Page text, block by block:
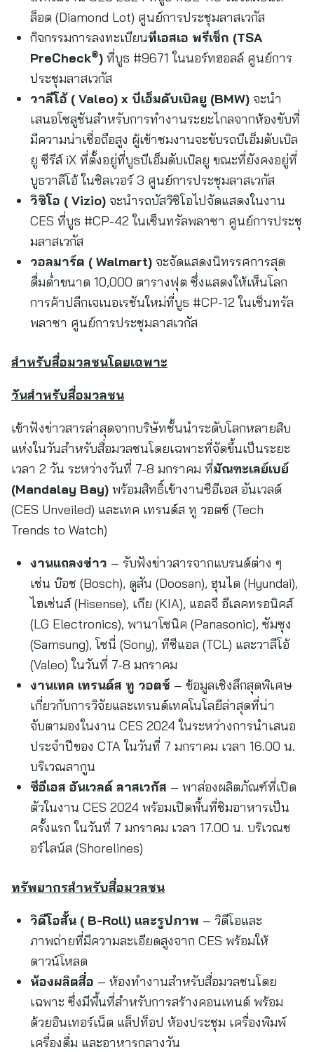
ล็อต (Diamond Lot) ศูนย์การประชุมลาสเวกัส
กิจกรรมการลงทะเบียนทีเอสเอ พรีเช็ก (TSA
PreCheck®) ที่บูธ #9671 ในนอร์ทฮอลล์ ศูนย์การ
ประชุมลาสเวกัส
วาลีโอ้ ( Valeo) x บีเอ็มดับเบิลยู (BMW) จะนำ
เสนอโซลูชันสำหรับการทำงานระยะไกลจากห้องขับที่
มีความน่าเชื่อถือสูง ผู้เข้าชมงานจะขับรถบีเอ็มดับเบิล
ยู ซีรีส์ iX ที่ตั้งอยู่ที่บูธบีเอ็มดับเบิลยู ขณะที่ยังคงอยู่ที่
บูธวาลีโอ้ ในซิลเวอร์ 3 ศูนย์การประชุมลาสเวกัส
วิซิโอ ( Vizio) จะนำรถบัสวิซิโอไปจัดแสดงในงาน
CES ที่บูธ #CP-42 ในเซ็นทรัลพลาซา ศูนย์การประชุ
มลาสเวกัส
วอลมาร์ต ( Walmart) จะจัดแสดงนิทรรศการสุด
ดื่มด่ำขนาด 10,000 ตารางฟุต ซึ่งแสดงให้เห็นโลก
การค้าปลีกเจเนอเรชันใหม่ที่บูธ #CP-12 ในเซ็นทรัล
พลาซา ศูนย์การประชุมลาสเวกัส
สำหรับสื่อมวลชนโดยเฉพาะ
วันสำหรับสื่อมวลชน
เข้าฟังข่าวสารล่าสุดจากบริษัทชั้นนำระดับโลกหลายสิบ
แห่งในวันสำหรับสื่อมวลชนโดยเฉพาะที่จัดขึ้นเป็นระยะ
เวลา 2 วัน ระหว่างวันที่ 7-8 มกราคม ที่มัณฑะเลย์เบย์
(Mandalay Bay) พร้อมสิทธิ์เข้างานซีอีเอส อันเวลด์
(CES Unveiled) และเทค เทรนด์ส ทู วอตช์ (Tech
Trends to Watch)
งานแถลงข่าว – รับฟังข่าวสารจากแบรนด์ต่าง ๆ
เช่น บ๊อช (Bosch), ดูสัน (Doosan), ฮุนได (Hyundai),
ไฮเซ่นส์ (Hisense), เกีย (KIA), แอลจี อีเลคทรอนิคส์
(LG Electronics), พานาโซนิค (Panasonic), ซัมซุง
(Samsung), โซนี่ (Sony), ทีซีแอล (TCL) และวาลีโอ้
(Valeo) ในวันที่ 7-8 มกราคม
งานเทค เทรนด์ส ทู วอตช์ – ข้อมูลเชิงลึกสุดพิเศษ
เกี่ยวกับการวิจัยและเทรนด์เทคโนโลยีล่าสุดที่น่า
จับตามองในงาน CES 2024 ในระหว่างการนำเสนอ
ประจำปีของ CTA ในวันที่ 7 มกราคม เวลา 16.00 น.
บริเวณลากูน
ซีอีเอส อันเวลด์ ลาสเวกัส – พาส่องผลิตภัณฑ์ที่เปิด
ตัวในงาน CES 2024 พร้อมเปิดพื้นที่ชิมอาหารเป็น
ครั้งแรก ในวันที่ 7 มกราคม เวลา 17.00 น. บริเวณช
อร์ไลน์ส (Shorelines)
ทรัพยากรสำหรับสื่อมวลชน
วิดีโอสั้น ( B-Roll) และรูปภาพ – วิดีโอและ
ภาพถ่ายที่มีความละเอียดสูงจาก CES พร้อมให้
ดาวน์โหลด
ห้องผลิตสื่อ – ห้องทำงานสำหรับสื่อมวลชนโดย
เฉพาะ ซึ่งมีพื้นที่สำหรับการสร้างคอนเทนต์ พร้อม
ด้วยอินเทอร์เน็ต แล็ปท็อป ห้องประชุม เครื่องพิมพ์
เครื่องดื่ม และอาหารกลางวัน